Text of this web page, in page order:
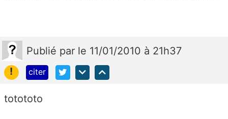
Publié par le 11/01/2010 à 21h37
!
citer
totototo